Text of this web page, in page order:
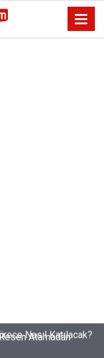
Atamadan